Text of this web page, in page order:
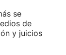
se
de
y juicios